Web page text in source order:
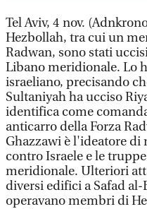
Tel Aviv, 4 nov.
Hezbollah, tra cui un
Radwan, sono stati
Libano meridionale. Lo
israeliano, precisando
Sultaniyah ha ucciso
identifica come
anticarro della Forza
Ghazzawi è l'ideatore
contro Israele e le
meridionale. Ulteriori
diversi edifici a Safad
operavano membri di